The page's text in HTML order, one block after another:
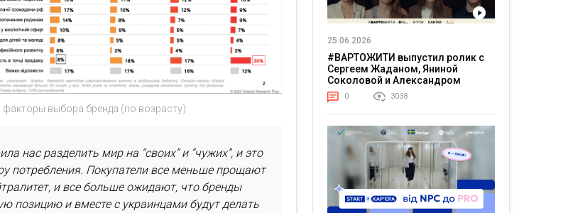
факторы выбора бренда (по возрасту)
нас разделить мир на “своих” и “чужих”, и это
потребления. Покупатели все меньше прощают
и все больше ожидают, что бренды
позицию и вместе с украинцами будут делать
25.06.2026
#ВАРТОЖИТИ выпустил ролик с
Сергеем Жаданом, Яниной
Соколовой и Александром
Тереном о жизни в постоянном
напряжении
0 3038